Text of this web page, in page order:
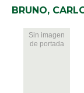
BRUNO,
Sin imagen
de portada